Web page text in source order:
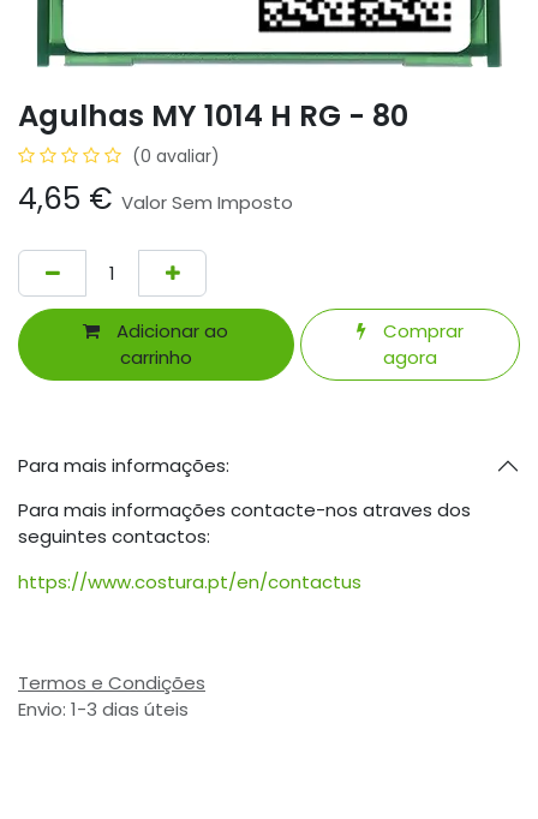
Agulhas MY 1014 H RG - 80
(0 avaliar)
4,65 € Valor Sem Imposto
Adicionar ao
carrinho
Comprar
agora
Para mais informações:
Para mais informações contacte-nos atraves dos
seguintes contactos:
https://www.costura.pt/en/contactus
Termos e Condições
Envio: 1-3 dias úteis